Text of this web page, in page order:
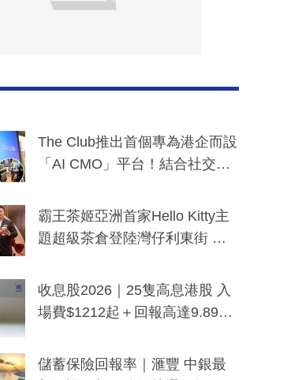
The Club推出首個專為港企而設
「AI CMO」平台！結合社交聆
分鐘生成「貼地」宣傳短片
霸王茶姬亞洲首家Hello Kitty主
題超級茶倉登陸灣仔利東街 推
y及香港限定特調系列
收息股2026｜25隻高息港股 入
場費$1212起＋回報高達9.89
儲蓄保險回報率｜滙豐 中銀最